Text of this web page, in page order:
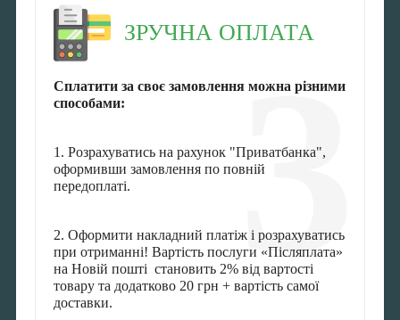
3
ЗРУЧНА ОПЛАТА
Сплатити за своє замовлення можна різними
способами:
1. Розрахуватись на рахунок "Приватбанка",
оформивши замовлення по повній
передоплаті.
2. Оформити накладний платіж і розрахуватись
при отриманні! Вартість послуги «Післяплата»
на Новій пошті становить 2% від вартості
товару та додатково 20 грн + вартість самої
доставки.